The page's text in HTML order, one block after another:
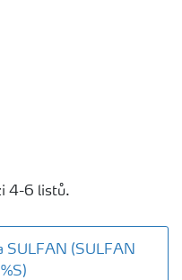
4-6 listů.
SULFAN (SULFAN